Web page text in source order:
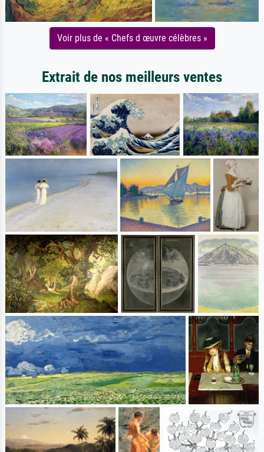
Voir plus de « Chefs d œuvre célèbres »
Extrait de nos meilleurs ventes